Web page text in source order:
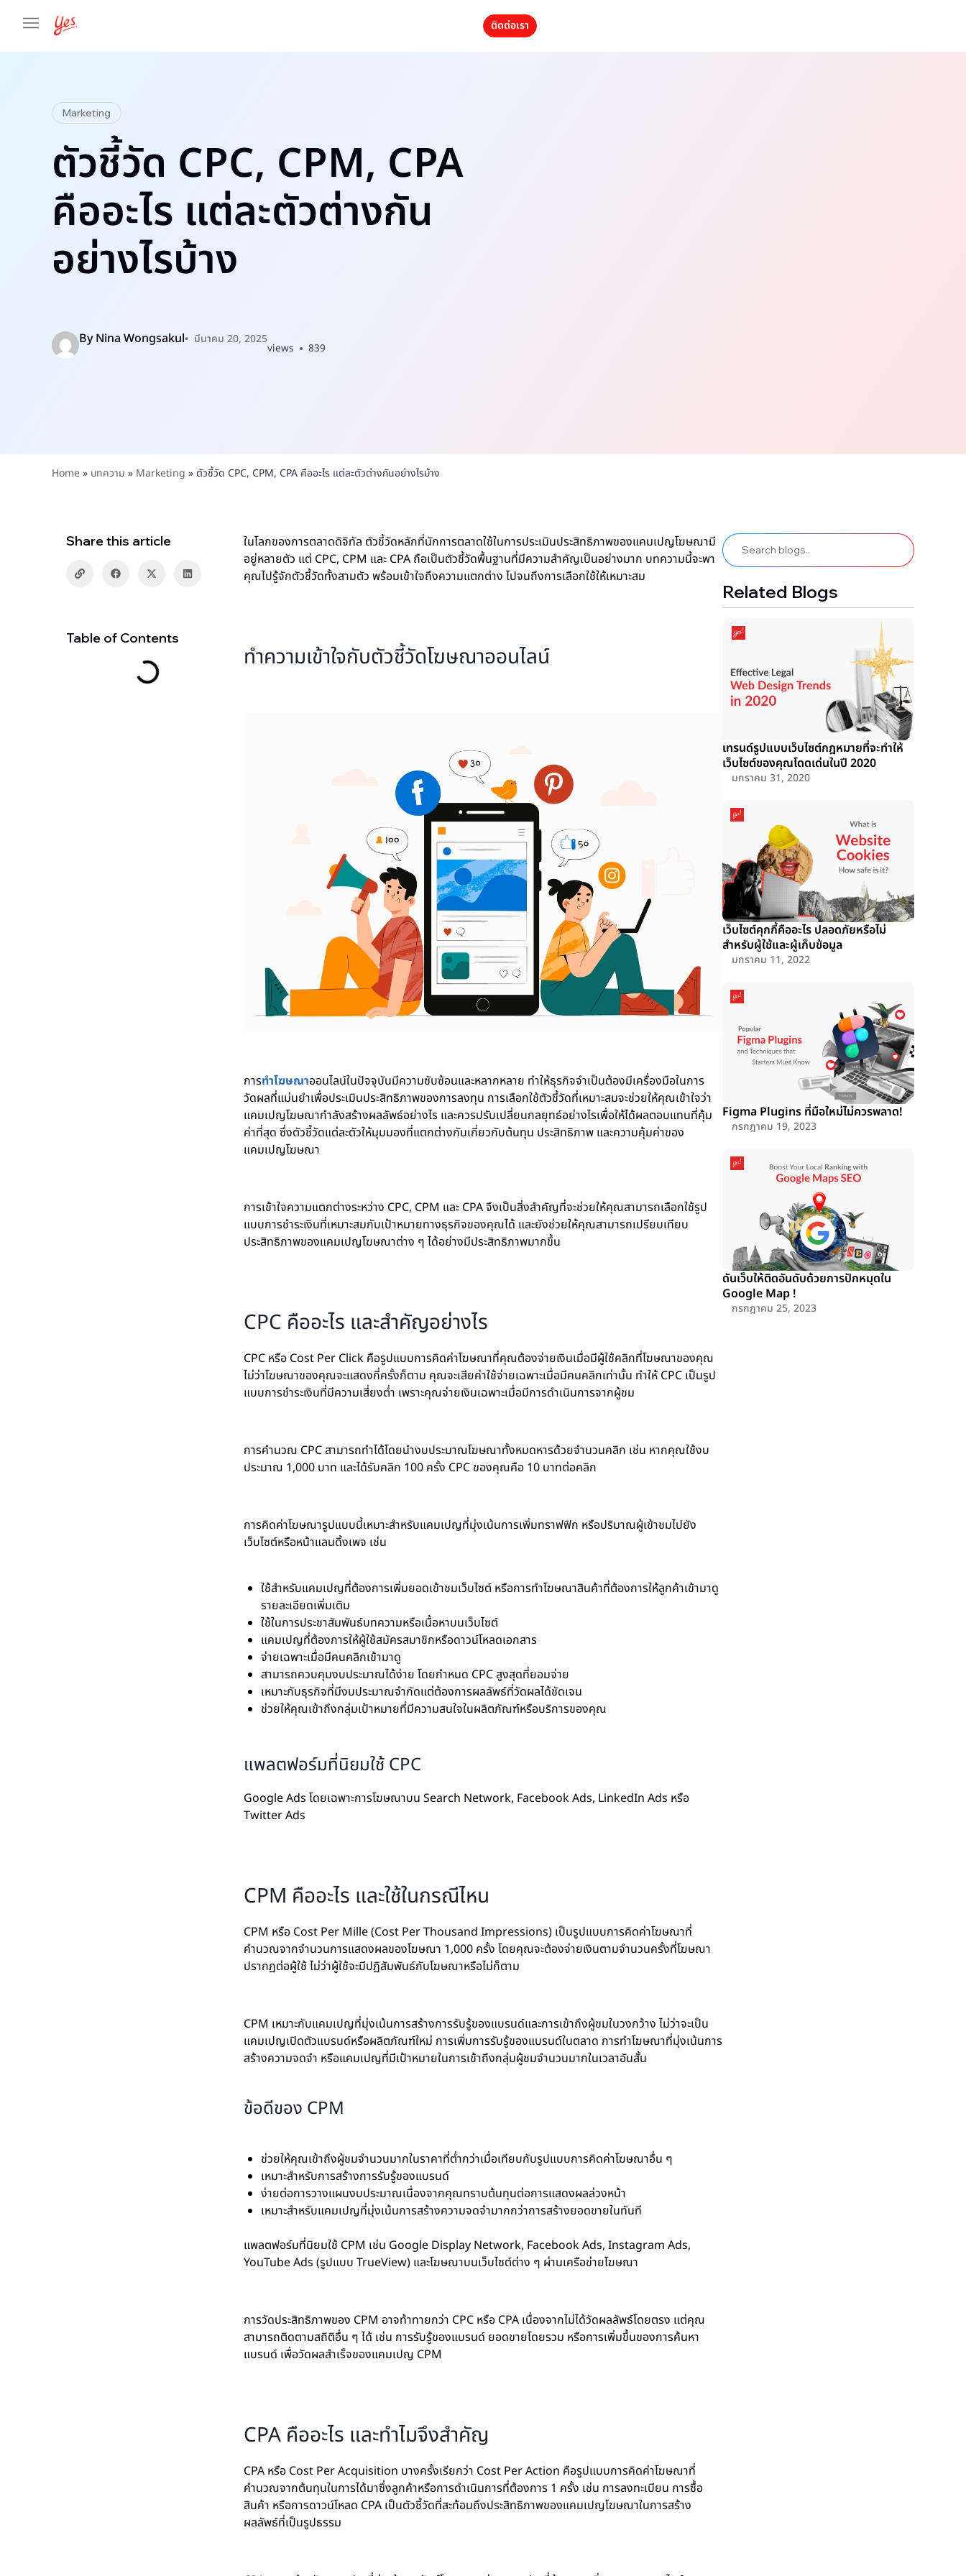
ติดต่อเรา
Marketing
ตัวชี้วัด CPC, CPM, CPA
คืออะไร แต่ละตัวต่างกัน
อย่างไรบ้าง
ByNina Wongsakul มีนาคม 20, 2025
views 839
Home» บทความ » Marketing » ตัวชี้วัด CPC, CPM, CPA คืออะไร แต่ละตัวต่างกันอย่างไรบ้าง
Share this article
Table of Contents
ในโลกของการตลาดดิจิทัล ตัวชี้วัดหลักที่นักการตลาดใช้ในการประเมินประสิทธิภาพของแคมเปญโฆษณามี
อยู่หลายตัว แต่ CPC, CPM และ CPA ถือเป็นตัวชี้วัดพื้นฐานที่มีความสำคัญเป็นอย่างมาก บทความนี้จะพา
คุณไปรู้จักตัวชี้วัดทั้งสามตัว พร้อมเข้าใจถึงความแตกต่าง ไปจนถึงการเลือกใช้ให้เหมาะสม
ทำความเข้าใจกับตัวชี้วัดโฆษณาออนไลน์
การทำโฆษณาออนไลน์ในปัจจุบันมีความซับซ้อนและหลากหลาย ทำให้ธุรกิจจำเป็นต้องมีเครื่องมือในการ
วัดผลที่แม่นยำเพื่อประเมินประสิทธิภาพของการลงทุน การเลือกใช้ตัวชี้วัดที่เหมาะสมจะช่วยให้คุณเข้าใจว่า
แคมเปญโฆษณากำลังสร้างผลลัพธ์อย่างไร และควรปรับเปลี่ยนกลยุทธ์อย่างไรเพื่อให้ได้ผลตอบแทนที่คุ้ม
ค่าที่สุด ซึ่งตัวชี้วัดแต่ละตัวให้มุมมองที่แตกต่างกันเกี่ยวกับต้นทุน ประสิทธิภาพ และความคุ้มค่าของ
แคมเปญโฆษณา
การเข้าใจความแตกต่างระหว่าง CPC, CPM และ CPA จึงเป็นสิ่งสำคัญที่จะช่วยให้คุณสามารถเลือกใช้รูป
แบบการชำระเงินที่เหมาะสมกับเป้าหมายทางธุรกิจของคุณได้ และยังช่วยให้คุณสามารถเปรียบเทียบ
ประสิทธิภาพของแคมเปญโฆษณาต่าง ๆ ได้อย่างมีประสิทธิภาพมากขึ้น
CPC คืออะไร และสำคัญอย่างไร
CPC หรือ Cost Per Click คือรูปแบบการคิดค่าโฆษณาที่คุณต้องจ่ายเงินเมื่อมีผู้ใช้คลิกที่โฆษณาของคุณ
ไม่ว่าโฆษณาของคุณจะแสดงกี่ครั้งก็ตาม คุณจะเสียค่าใช้จ่ายเฉพาะเมื่อมีคนคลิกเท่านั้น ทำให้ CPC เป็นรูป
แบบการชำระเงินที่มีความเสี่ยงต่ำ เพราะคุณจ่ายเงินเฉพาะเมื่อมีการดำเนินการจากผู้ชม
การคำนวณ CPC สามารถทำได้โดยนำงบประมาณโฆษณาทั้งหมดหารด้วยจำนวนคลิก เช่น หากคุณใช้งบ
ประมาณ 1,000 บาท และได้รับคลิก 100 ครั้ง CPC ของคุณคือ 10 บาทต่อคลิก
การคิดค่าโฆษณารูปแบบนี้เหมาะสำหรับแคมเปญที่มุ่งเน้นการเพิ่มทราฟฟิก หรือปริมาณผู้เข้าชมไปยัง
เว็บไซต์หรือหน้าแลนดิ้งเพจ เช่น
ใช้สำหรับแคมเปญที่ต้องการเพิ่มยอดเข้าชมเว็บไซต์ หรือการทำโฆษณาสินค้าที่ต้องการให้ลูกค้าเข้ามาดู
รายละเอียดเพิ่มเติม
ใช้ในการประชาสัมพันธ์บทความหรือเนื้อหาบนเว็บไซต์
แคมเปญที่ต้องการให้ผู้ใช้สมัครสมาชิกหรือดาวน์โหลดเอกสาร
จ่ายเฉพาะเมื่อมีคนคลิกเข้ามาดู
สามารถควบคุมงบประมาณได้ง่าย โดยกำหนด CPC สูงสุดที่ยอมจ่าย
เหมาะกับธุรกิจที่มีงบประมาณจำกัดแต่ต้องการผลลัพธ์ที่วัดผลได้ชัดเจน
ช่วยให้คุณเข้าถึงกลุ่มเป้าหมายที่มีความสนใจในผลิตภัณฑ์หรือบริการของคุณ
แพลตฟอร์มที่นิยมใช้ CPC
Google Ads โดยเฉพาะการโฆษณาบน Search Network, Facebook Ads, LinkedIn Ads หรือ
Twitter Ads
CPM คืออะไร และใช้ในกรณีไหน
CPM หรือ Cost Per Mille (Cost Per Thousand Impressions) เป็นรูปแบบการคิดค่าโฆษณาที่
คำนวณจากจำนวนการแสดงผลของโฆษณา 1,000 ครั้ง โดยคุณจะต้องจ่ายเงินตามจำนวนครั้งที่โฆษณา
ปรากฏต่อผู้ใช้ ไม่ว่าผู้ใช้จะมีปฏิสัมพันธ์กับโฆษณาหรือไม่ก็ตาม
CPM เหมาะกับแคมเปญที่มุ่งเน้นการสร้างการรับรู้ของแบรนด์และการเข้าถึงผู้ชมในวงกว้าง ไม่ว่าจะเป็น
แคมเปญเปิดตัวแบรนด์หรือผลิตภัณฑ์ใหม่ การเพิ่มการรับรู้ของแบรนด์ในตลาด การทำโฆษณาที่มุ่งเน้นการ
สร้างความจดจำ หรือแคมเปญที่มีเป้าหมายในการเข้าถึงกลุ่มผู้ชมจำนวนมากในเวลาอันสั้น
ข้อดีของ CPM
ช่วยให้คุณเข้าถึงผู้ชมจำนวนมากในราคาที่ต่ำกว่าเมื่อเทียบกับรูปแบบการคิดค่าโฆษณาอื่น ๆ
เหมาะสำหรับการสร้างการรับรู้ของแบรนด์
ง่ายต่อการวางแผนงบประมาณเนื่องจากคุณทราบต้นทุนต่อการแสดงผลล่วงหน้า
เหมาะสำหรับแคมเปญที่มุ่งเน้นการสร้างความจดจำมากกว่าการสร้างยอดขายในทันที
แพลตฟอร์มที่นิยมใช้ CPM เช่น Google Display Network, Facebook Ads, Instagram Ads,
YouTube Ads (รูปแบบ TrueView) และโฆษณาบนเว็บไซต์ต่าง ๆ ผ่านเครือข่ายโฆษณา
การวัดประสิทธิภาพของ CPM อาจท้าทายกว่า CPC หรือ CPA เนื่องจากไม่ได้วัดผลลัพธ์โดยตรง แต่คุณ
สามารถติดตามสถิติอื่น ๆ ได้ เช่น การรับรู้ของแบรนด์ ยอดขายโดยรวม หรือการเพิ่มขึ้นของการค้นหา
แบรนด์ เพื่อวัดผลสำเร็จของแคมเปญ CPM
CPA คืออะไร และทำไมจึงสำคัญ
CPA หรือ Cost Per Acquisition บางครั้งเรียกว่า Cost Per Action คือรูปแบบการคิดค่าโฆษณาที่
คำนวณจากต้นทุนในการได้มาซึ่งลูกค้าหรือการดำเนินการที่ต้องการ 1 ครั้ง เช่น การลงทะเบียน การซื้อ
สินค้า หรือการดาวน์โหลด CPA เป็นตัวชี้วัดที่สะท้อนถึงประสิทธิภาพของแคมเปญโฆษณาในการสร้าง
ผลลัพธ์ที่เป็นรูปธรรม
Related Blogs
เทรนด์รูปแบบเว็บไซต์กฎหมายที่จะทำให้
เว็บไซต์ของคุณโดดเด่นในปี 2020
มกราคม 31, 2020
เว็บไซต์คุกกี้คืออะไร ปลอดภัยหรือไม่
สำหรับผู้ใช้และผู้เก็บข้อมูล
มกราคม 11, 2022
Figma Plugins ที่มือใหม่ไม่ควรพลาด!
กรกฎาคม 19, 2023
ดันเว็บให้ติดอันดับด้วยการปักหมุดใน
Google Map !
กรกฎาคม 25, 2023